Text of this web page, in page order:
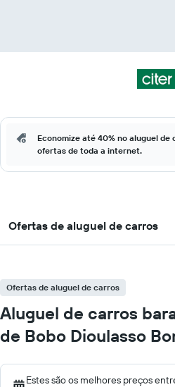
Economize até 40% no aluguel
ofertas de toda a internet.
Ofertas de aluguel de carros
Ofertas de aluguel de carros
Aluguel de carros
de Bobo Dioulasso
Estes são os melhores preços